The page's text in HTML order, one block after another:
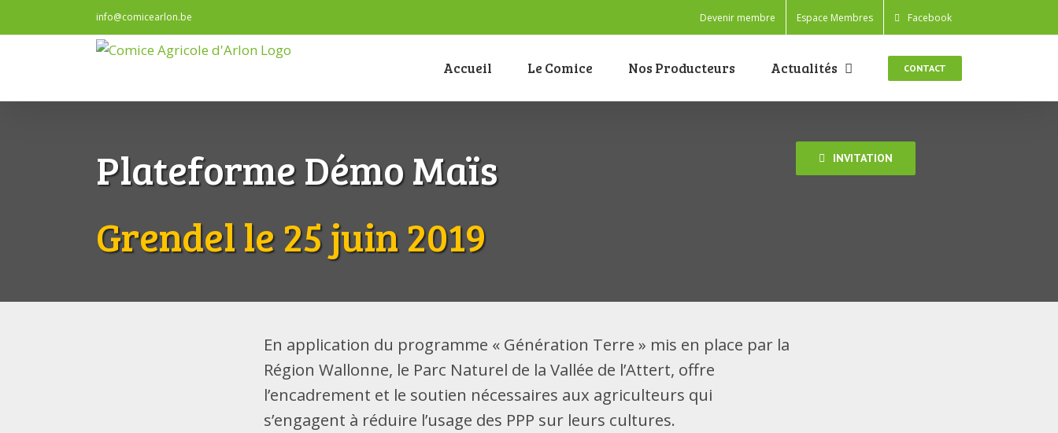
au
info@comicearlon.be Devenir membre Espace Membres Facebook
Accueil Le Comice Nos Producteurs Actualités CONTACT
Plateforme Démo Maïs
Grendel le 25 juin 2019
INVITATION
En application du programme « Génération Terre » mis en place par la
Région Wallonne, le Parc Naturel de la Vallée de l’Attert, offre
l’encadrement et le soutien nécessaires aux agriculteurs qui
s’engagent à réduire l’usage des PPP sur leurs cultures.